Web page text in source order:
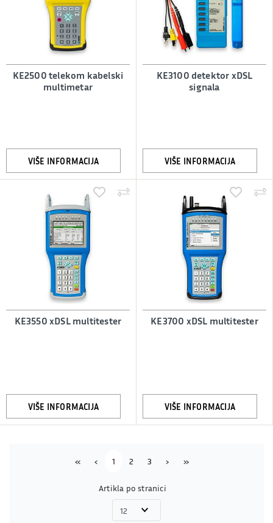
KE2500 telekom kabelski
multimetar
VIŠE INFORMACIJA
KE3100 detektor xDSL
signala
VIŠE INFORMACIJA
KE3550 xDSL multitester
VIŠE INFORMACIJA
KE3700 xDSL multitester
VIŠE INFORMACIJA
«First‹Previous
1 2 3 ›Next»Last
Artikla po stranici